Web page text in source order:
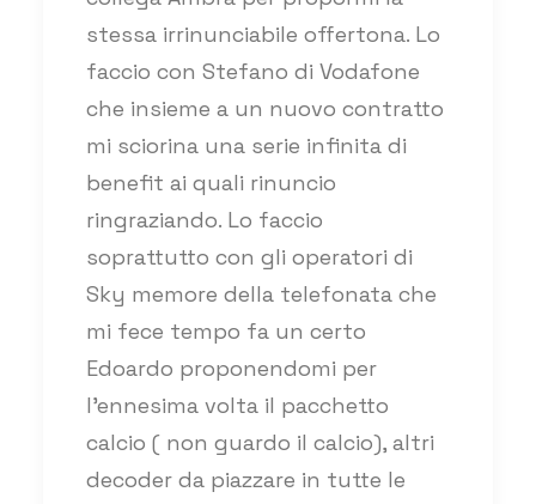
stessa irrinunciabile offertona. Lo
faccio con Stefano di Vodafone
che insieme a un nuovo contratto
mi sciorina una serie infinita di
benefit ai quali rinuncio
ringraziando. Lo faccio
soprattutto con gli operatori di
Sky memore della telefonata che
mi fece tempo fa un certo
Edoardo proponendomi per
l’ennesima volta il pacchetto
calcio ( non guardo il calcio), altri
decoder da piazzare in tutte le